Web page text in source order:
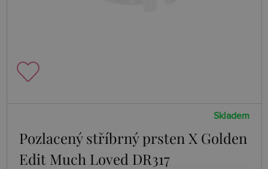
Skladem
Pozlacený stříbrný prsten X Golden
Edit Much Loved DR317